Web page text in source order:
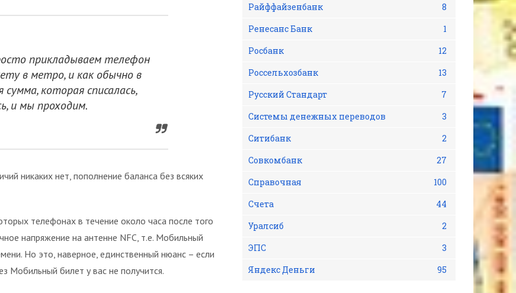
прикладываем телефон
в метро, и как обычно в
сумма, которая списалась,
и мы проходим.
никаких нет, пополнение баланса без всяких
телефонах в течение около часа после того
напряжение на антенне NFC, т.е. Мобильный
Но это, наверное, единственный нюанс – если
Мобильный билет у вас не получится.
Райффайзенбанк
8
Ренесанс Банк
1
Росбанк
12
Россельхозбанк
13
Русский Стандарт
7
Системы денежных переводов
3
Ситибанк
2
Совкомбанк
27
Справочная
100
Счета
44
Уралсиб
2
ЭПС
3
Яндекс Деньги
95